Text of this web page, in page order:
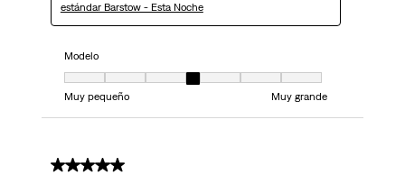
estándar Barstow - Esta Noche
Modelo
Modelo, 4 de 7, donde 1 es igual a Muy pequeño y 7 es igual a Muy
Muy pequeño
Muy grande
5 de 5 estrellas.